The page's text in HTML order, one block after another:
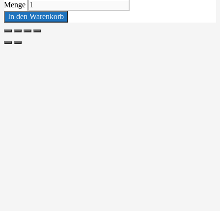
Menge
In den Warenkorb